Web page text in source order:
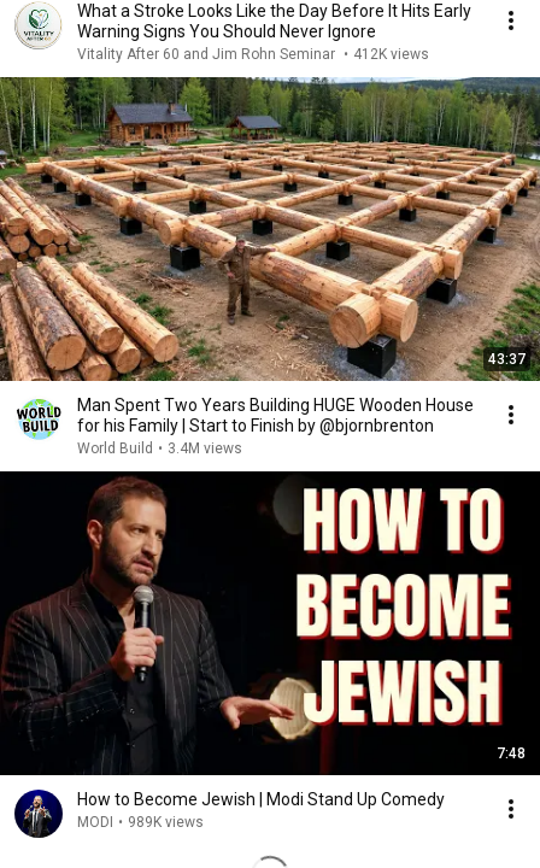
What a Stroke Looks Like the Day Before It Hits Early
Warning Signs You Should Never Ignore
Vitality After 60 and Jim Rohn Seminar • 412K views
43:37
Man Spent Two Years Building HUGE Wooden House
for his Family | Start to Finish by @bjornbrenton
World Build • 3.4M views
7:48
How to Become Jewish | Modi Stand Up Comedy
MODI • 989K views